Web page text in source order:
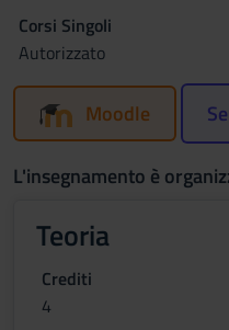
Corsi Singoli
Autorizzato
Moodle
L'insegnamento è
Teoria
Crediti
4